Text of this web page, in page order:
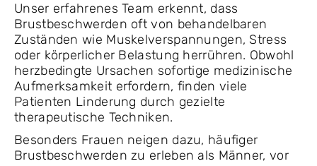
Unser erfahrenes Team erkennt, dass
Brustbeschwerden oft von behandelbaren
Zuständen wie Muskelverspannungen, Stress
oder körperlicher Belastung herrühren. Obwohl
herzbedingte Ursachen sofortige medizinische
Aufmerksamkeit erfordern, finden viele
Patienten Linderung durch gezielte
therapeutische Techniken.
Besonders Frauen neigen dazu, häufiger
Brustbeschwerden zu erleben als Männer, vor